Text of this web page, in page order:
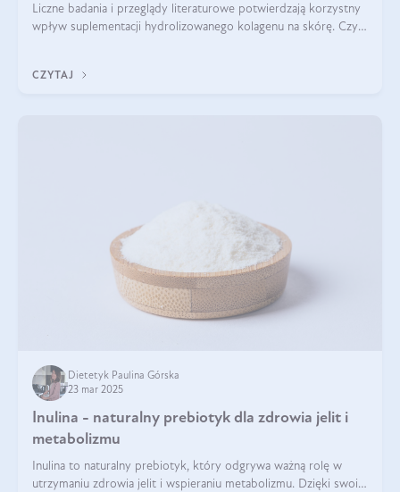
Liczne badania i przeglądy literaturowe potwierdzają korzystny
wpływ suplementacji hydrolizowanego kolagenu na skórę. Czy
CZYTAJ
Dietetyk Paulina Górska
23 mar 2025
Inulina - naturalny prebiotyk dla zdrowia jelit i
metabolizmu
Inulina to naturalny prebiotyk, który odgrywa ważną rolę w
utrzymaniu zdrowia jelit i wspieraniu metabolizmu. Dzięki swoim